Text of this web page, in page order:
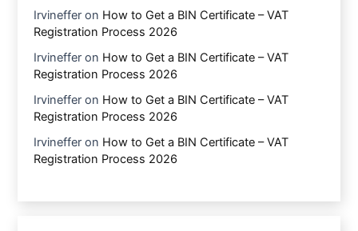
Irvineffer on How to Get a BIN Certificate – VAT
Registration Process 2026
Irvineffer on How to Get a BIN Certificate – VAT
Registration Process 2026
Irvineffer on How to Get a BIN Certificate – VAT
Registration Process 2026
Irvineffer on How to Get a BIN Certificate – VAT
Registration Process 2026